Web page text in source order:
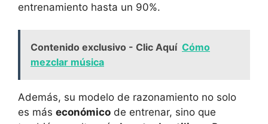
entrenamiento hasta un 90%.
Contenido exclusivo - Clic Aquí Cómo
mezclar música
Además, su modelo de razonamiento no solo
es más económico de entrenar, sino que